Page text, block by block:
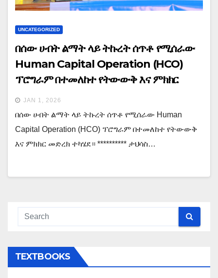
UNCATEGORIZED
በሰው ሀብት ልማት ላይ ትኩረት ሰጥቶ የሚሰራው
Human Capital Operation (HCO)
ፕሮግራም በተመለከተ የትውውቅ እና ምክክር
መድረክ ተካሄደ። **********
JAN 1, 2026
በሰው ሀብት ልማት ላይ ትኩረት ሰጥቶ የሚሰራው Human
Capital Operation (HCO) ፕሮግራም በተመለከተ የትውውቅ
እና ምክክር መድረክ ተካሄደ። ********** ታህሳስ…
TEXTBOOKS